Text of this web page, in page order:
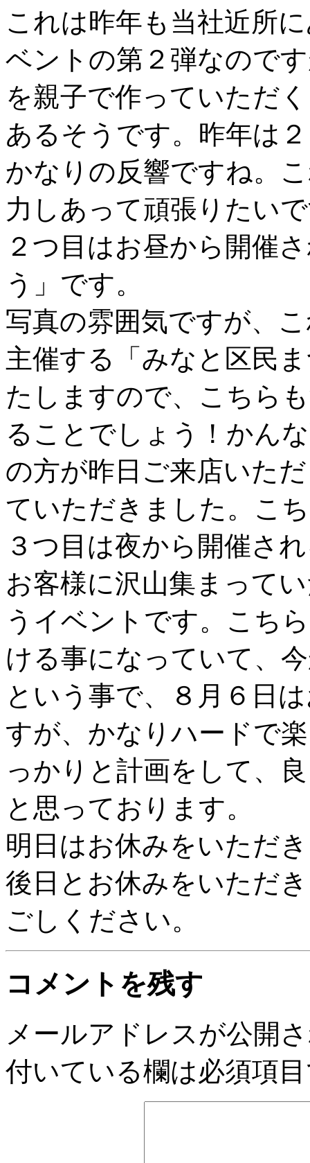
これは昨年も当社近所
ベントの第２弾なので
を親子で作っていただ
あるそうです。昨年は
かなりの反響ですね。
力しあって頑張りたい
２つ目はお昼から開催
う」です。
写真の雰囲気ですが、
主催する「みなと区民
たしますので、こちら
ることでしょう！かん
の方が昨日ご来店いた
ていただきました。こ
３つ目は夜から開催さ
お客様に沢山集まって
うイベントです。こち
ける事になっていて、
という事で、８月６日
すが、かなりハードで
っかりと計画をして、
と思っております。
明日はお休みをいただ
後日とお休みをいただ
ごしください。
コメントを残す
メールアドレスが公開
付いている欄は必須項